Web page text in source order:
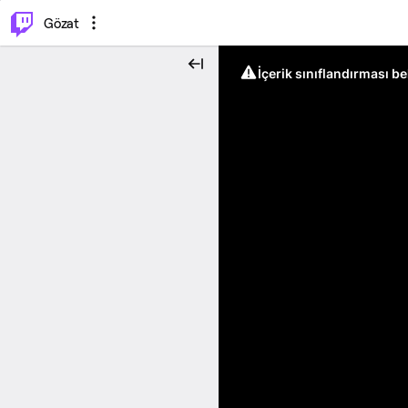
Gözat
İçerik sınıflandırması